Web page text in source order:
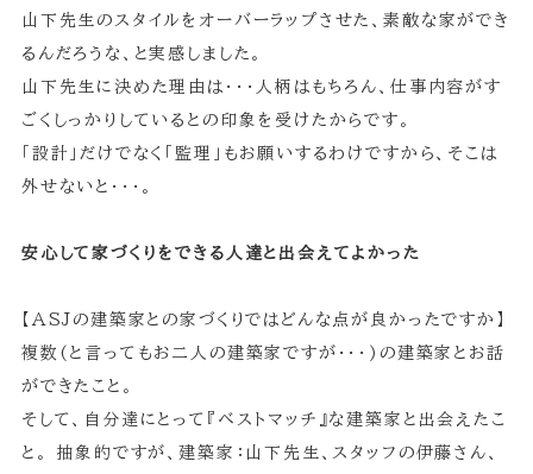
山下先生のスタイルをオーバーラップさせた、素敵な家ができ
るんだろうな、と実感しました。
山下先生に決めた理由は・・・人柄はもちろん、仕事内容がす
ごくしっかりしているとの印象を受けたからです。
「設計」だけでなく「監理」もお願いするわけですから、そこは
外せないと・・・。
安心して家づくりをできる人達と出会えてよかった
【ASJの建築家との家づくりではどんな点が良かったですか】
複数(と言ってもお二人の建築家ですが・・・)の建築家とお話
ができたこと。
そして、自分達にとって『ベストマッチ』な建築家と出会えたこ
と。 抽象的ですが、建築家：山下先生、スタッフの伊藤さん、